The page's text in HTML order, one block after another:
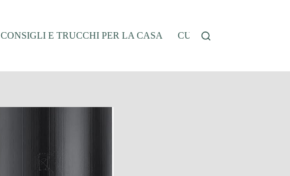
CONSIGLI E TRUCCHI PER LA CASA CUCINA E RICETTE